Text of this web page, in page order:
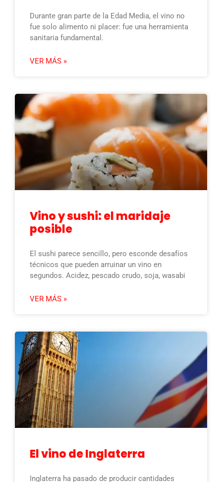
Durante gran parte de la Edad Media, el vino no
fue solo alimento ni placer: fue una herramienta
sanitaria fundamental.
VER MÁS »
Vino y sushi: el maridaje
posible
El sushi parece sencillo, pero esconde desafíos
técnicos que pueden arruinar un vino en
segundos. Acidez, pescado crudo, soja, wasabi
VER MÁS »
El vino de Inglaterra
Inglaterra ha pasado de producir cantidades